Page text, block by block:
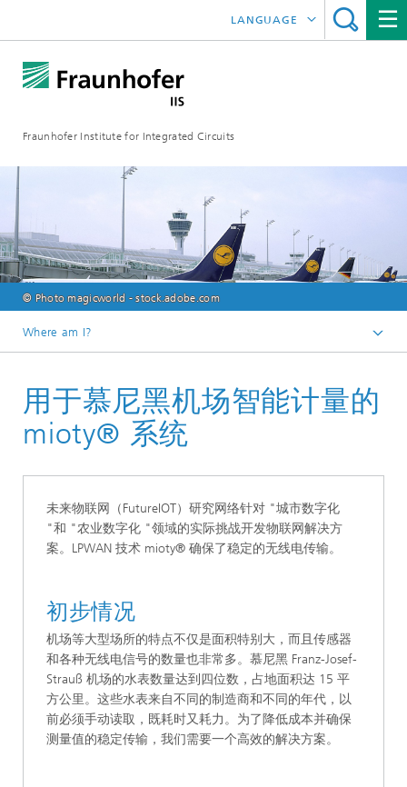
Fraunhofer Institute for Integrated Circuits
LANGUAGE
日本語
© Photo magicworld - stock.adobe.com
Where am I?
研究领域
用于慕尼黑机场智能计量的
mioty® 系统
未来物联网（FutureIOT）研究网络针对 "城市数字化
"和 "农业数字化 "领域的实际挑战开发物联网解决方
案。LPWAN 技术 mioty® 确保了稳定的无线电传输。
初步情况
机场等大型场所的特点不仅是面积特别大，而且传感器
和各种无线电信号的数量也非常多。慕尼黑 Franz-Josef-
Strauß 机场的水表数量达到四位数，占地面积达 15 平
方公里。这些水表来自不同的制造商和不同的年代，以
前必须手动读取，既耗时又耗力。为了降低成本并确保
测量值的稳定传输，我们需要一个高效的解决方案。